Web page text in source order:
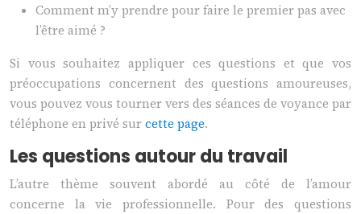
Comment m’y prendre pour faire le premier pas avec
l’être aimé ?
Si vous souhaitez appliquer ces questions et que vos
préoccupations concernent des questions amoureuses,
vous pouvez vous tourner vers des séances de voyance par
téléphone en privé surcette page.
Les questions autour du travail
L’autre thème souvent abordé au côté de l’amour
concerne la vie professionnelle. Pour des questions